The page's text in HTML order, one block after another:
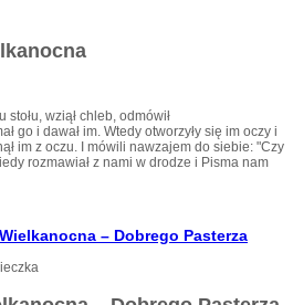
stołu, wziął chleb, odmówił
go i dawał im. Wtedy otworzyły się im oczy i
im z oczu. I mówili nawzajem do siebie: "Czy
rozmawiał z nami w drodze i Pisma nam
– Dobrego Pasterza